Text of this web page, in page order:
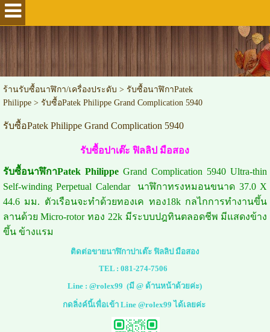
ร้านรับซื้อนาฬิกา/เครื่องประดับ > รับซื้อนาฬิกาPatek
Philippe> รับซื้อPatek Philippe Grand Complication 5940
รับซื้อPatek Philippe Grand Complication 5940
รับซื้อปาเต๊ะ ฟิลลิป มือสอง
รับซื้อนาฬิกาPatek PhilippeGrand Complication 5940 Ultra-thin
Self-winding Perpetual Calendar นาฬิกาทรงหมอนขนาด 37.0 X
44.6 มม. ตัวเรือนจะทำด้วยทองเค ทอง18k กลไกการทำงานขึ้น
ลานด้วย Micro-rotor ทอง 22k มีระบบปฎทินตลอดชีพ มีแสดงข้าง
ขึ้น ข้างแรม
ติดต่อขายนาฬิกาปาเต๊ะ ฟิลลิป มือสอง
TEL : 081-274-7506
Line :@rolex99 (มี @ ด้านหน้าด้วยค่ะ)
กดลิ่งค์นี้เพื่อเข้า Line @rolex99 ได้เลยค่ะ